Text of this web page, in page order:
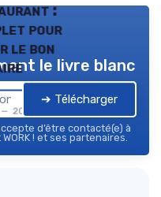
:
pour
le bon
2026
le livre blanc
➔ Télécharger
d’être contacté(e) à
! et ses partenaires.